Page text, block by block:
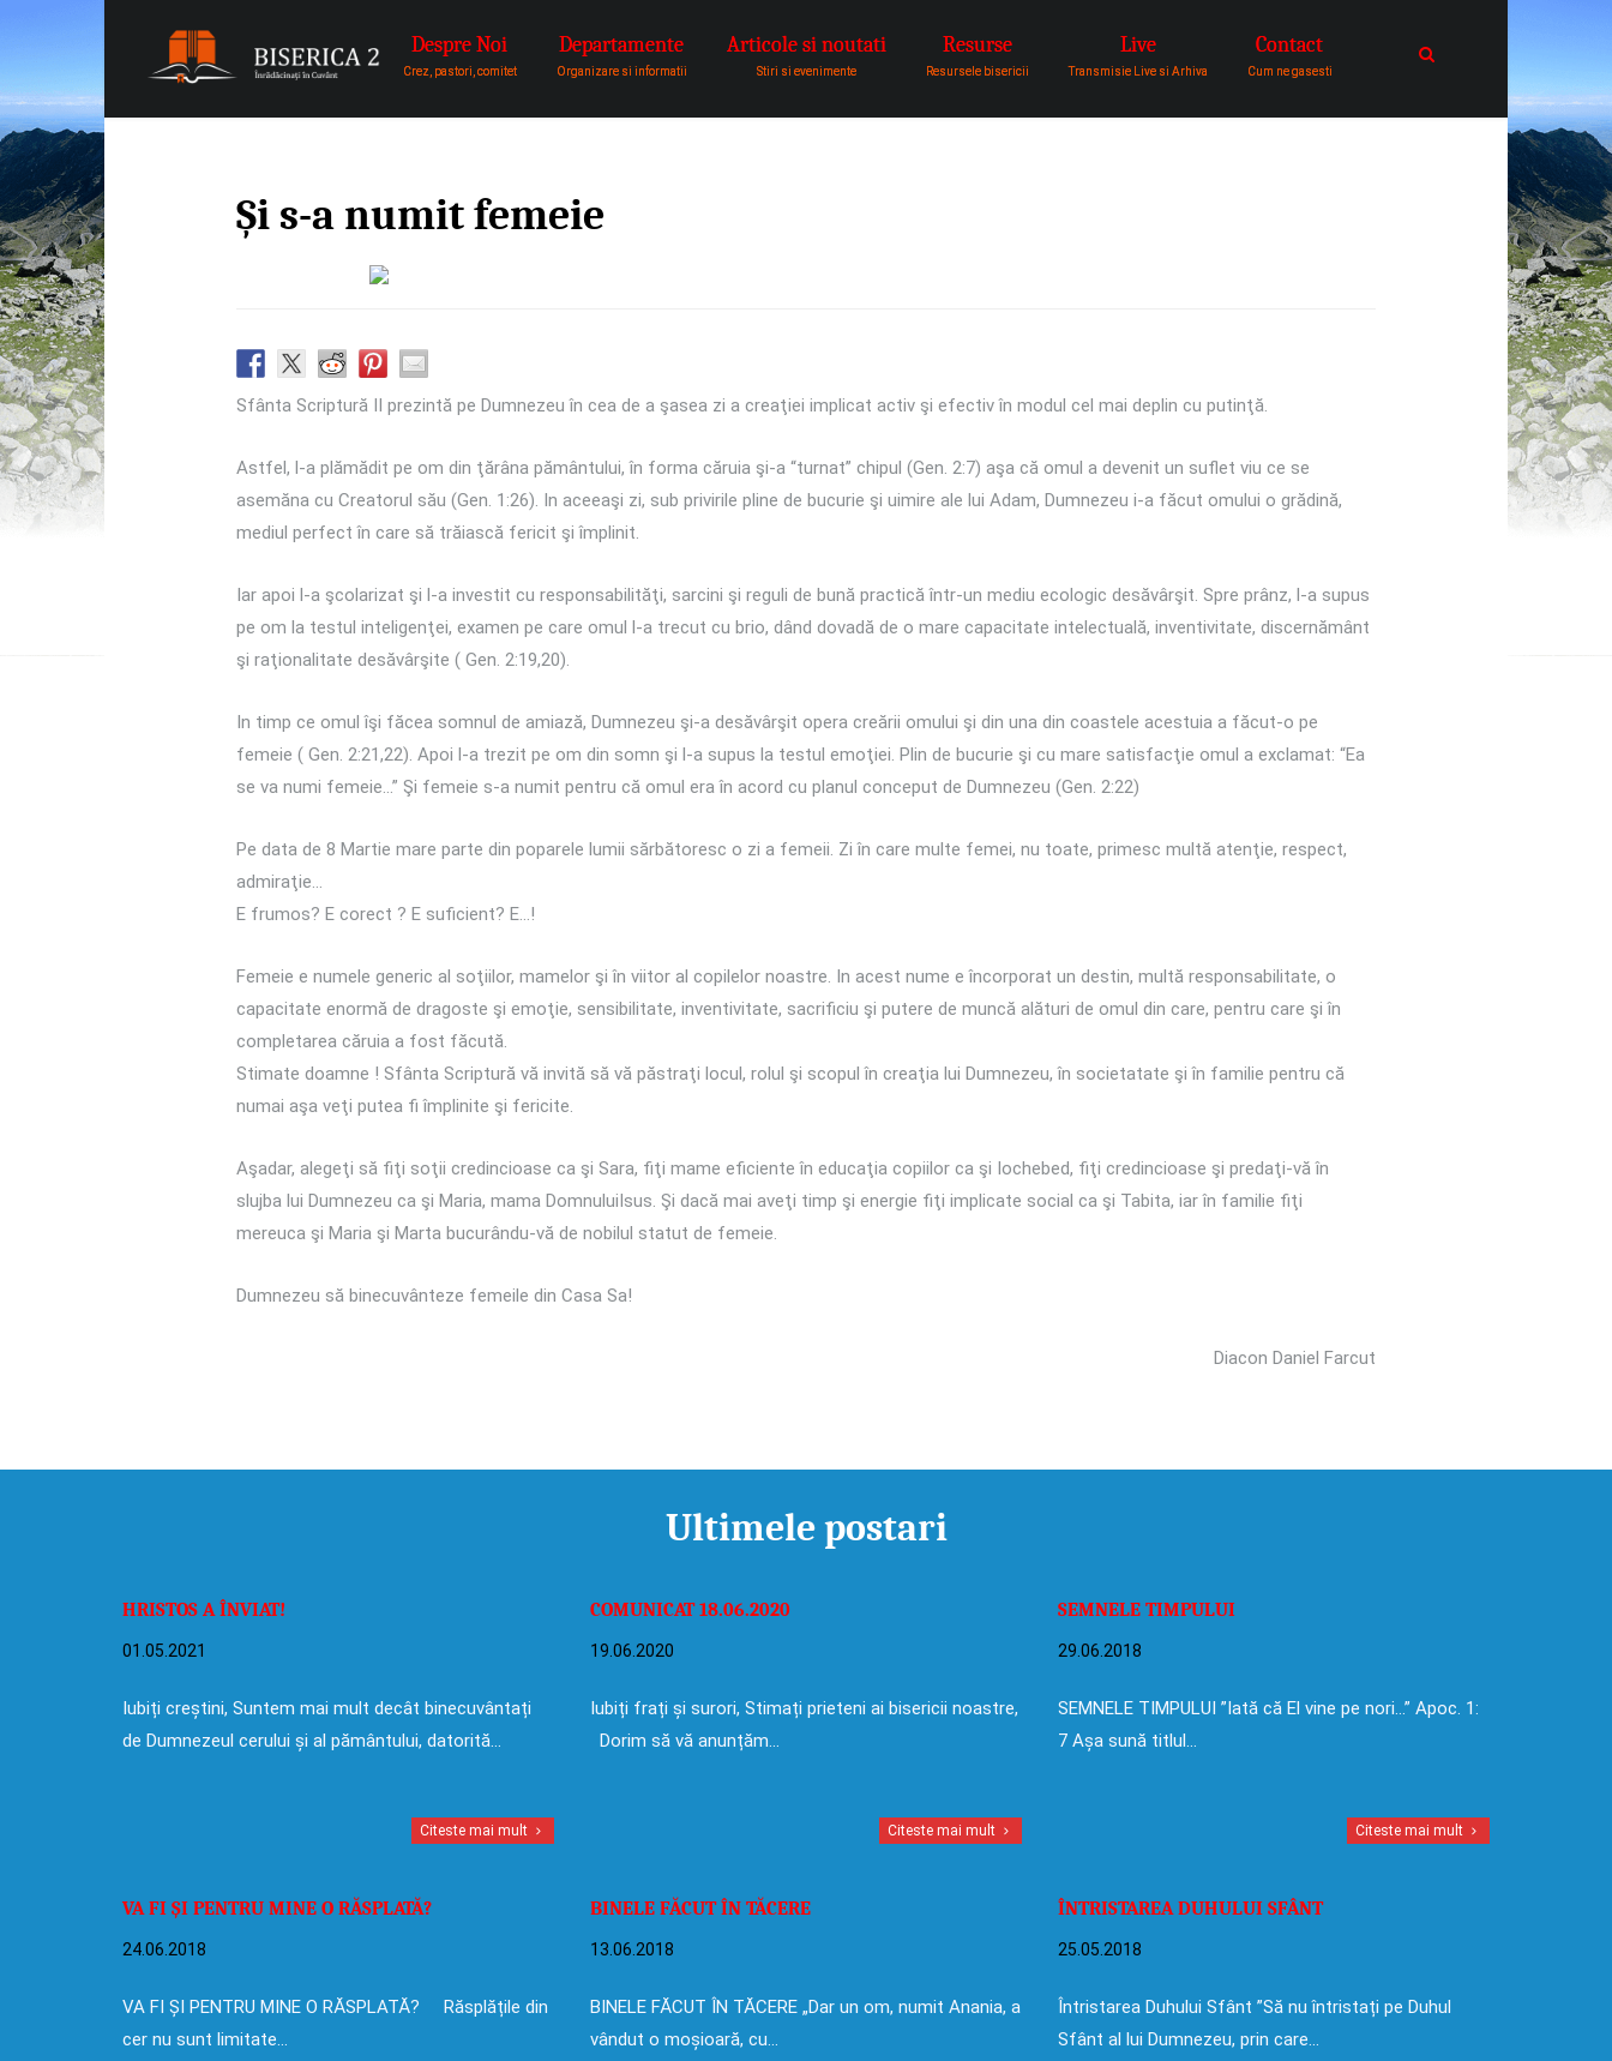
Biserica 2
Biserica Baptista Nr. 2 exista pentru a fi vocea lui Dumnezeu catre comunitatea de oameni in
mijlocul careia am fost asezati.
Despre Noi
Crez, pastori, comitet
Departamente
Organizare si informatii
Articole si noutati
Stiri si evenimente
Resurse
Resursele bisericii
Live
Transmisie Live si Arhiva
Contact
Cum ne gasesti
Și s-a numit femeie
Sfânta Scriptură II prezintă pe Dumnezeu în cea de a şasea zi a creaţiei implicat activ şi efectiv în modul cel mai deplin cu putinţă.
Astfel, l-a plămădit pe om din ţărâna pământului, în forma căruia şi-a “turnat” chipul (Gen. 2:7) aşa că omul a devenit un suflet viu ce se
asemăna cu Creatorul său (Gen. 1:26). In aceeaşi zi, sub privirile pline de bucurie şi uimire ale lui Adam, Dumnezeu i-a făcut omului o grădină,
mediul perfect în care să trăiască fericit şi împlinit.
Iar apoi l-a şcolarizat şi l-a investit cu responsabilităţi, sarcini şi reguli de bună practică într-un mediu ecologic desăvârşit. Spre prânz, l-a supus
pe om la testul inteligenţei, examen pe care omul l-a trecut cu brio, dând dovadă de o mare capacitate intelectuală, inventivitate, discernământ
şi raţionalitate desăvârşite ( Gen. 2:19,20).
In timp ce omul îşi făcea somnul de amiază, Dumnezeu şi-a desăvârşit opera creării omului şi din una din coastele acestuia a făcut-o pe
femeie ( Gen. 2:21,22). Apoi l-a trezit pe om din somn şi l-a supus la testul emoţiei. Plin de bucurie şi cu mare satisfacţie omul a exclamat: “Ea
se va numi femeie…” Şi femeie s-a numit pentru că omul era în acord cu planul conceput de Dumnezeu (Gen. 2:22)
Pe data de 8 Martie mare parte din poparele lumii sărbătoresc o zi a femeii. Zi în care multe femei, nu toate, primesc multă atenţie, respect,
admiraţie…
E frumos? E corect ? E suficient? E…!
Femeie e numele generic al soţiilor, mamelor şi în viitor al copilelor noastre. In acest nume e încorporat un destin, multă responsabilitate, o
capacitate enormă de dragoste şi emoţie, sensibilitate, inventivitate, sacrificiu şi putere de muncă alături de omul din care, pentru care şi în
completarea căruia a fost făcută.
Stimate doamne ! Sfânta Scriptură vă invită să vă păstraţi locul, rolul şi scopul în creaţia lui Dumnezeu, în societatate şi în familie pentru că
numai aşa veţi putea fi împlinite şi fericite.
Aşadar, alegeţi să fiţi soţii credincioase ca şi Sara, fiţi mame eficiente în educaţia copiilor ca şi Iochebed, fiţi credincioase şi predaţi-vă în
slujba lui Dumnezeu ca şi Maria, mama DomnuluiIsus. Şi dacă mai aveţi timp şi energie fiţi implicate social ca şi Tabita, iar în familie fiţi
mereuca şi Maria şi Marta bucurându-vă de nobilul statut de femeie.
Dumnezeu să binecuvânteze femeile din Casa Sa!
Diacon Daniel Farcut
Ultimele postari
HRISTOS A ÎNVIAT!
01.05.2021
Iubiți creștini, Suntem mai mult decât binecuvântați
de Dumnezeul cerului și al pământului, datorită…
Citeste mai mult
COMUNICAT 18.06.2020
19.06.2020
Iubiți frați și surori, Stimați prieteni ai bisericii noastre,
Dorim să vă anunțăm…
Citeste mai mult
SEMNELE TIMPULUI
29.06.2018
SEMNELE TIMPULUI ”Iată că El vine pe nori…” Apoc. 1:
7 Așa sună titlul…
Citeste mai mult
VA FI ȘI PENTRU MINE O RĂSPLATĂ?
24.06.2018
VA FI ȘI PENTRU MINE O RĂSPLATĂ? Răsplățile din
cer nu sunt limitate…
BINELE FĂCUT ÎN TĂCERE
13.06.2018
BINELE FĂCUT ÎN TĂCERE „Dar un om, numit Anania, a
vândut o moșioară, cu…
ÎNTRISTAREA DUHULUI SFÂNT
25.05.2018
Întristarea Duhului Sfânt ”Să nu întristați pe Duhul
Sfânt al lui Dumnezeu, prin care…